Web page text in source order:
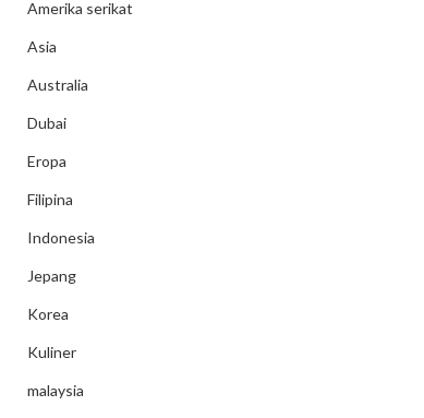
Amerika serikat
Asia
Australia
Dubai
Eropa
Filipina
Indonesia
Jepang
Korea
Kuliner
malaysia